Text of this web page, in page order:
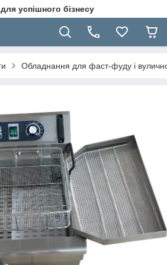
успішного бізнесу
Обладнання для фаст-фуду і